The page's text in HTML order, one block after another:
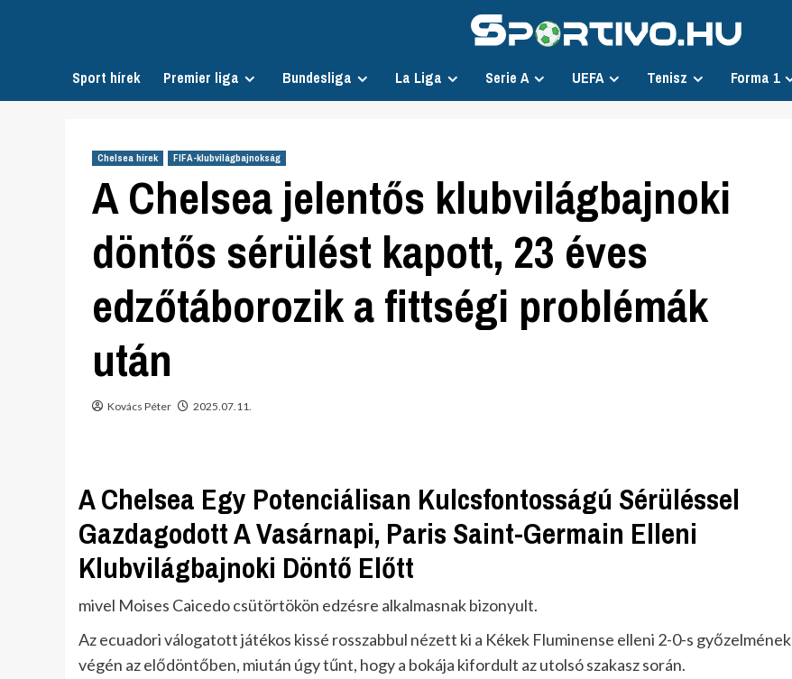
Sport hírek Premier liga Bundesliga La Liga Serie A UEFA Tenisz Forma 1
Chelsea hírek FIFA-klubvilágbajnokság
A Chelsea jelentős klubvilágbajnoki
döntős sérülést kapott, 23 éves
edzőtáborozik a fittségi problémák
után
Kovács Péter 2025.07.11.
A Chelsea Egy Potenciálisan Kulcsfontosságú Sérüléssel
Gazdagodott A Vasárnapi, Paris Saint-Germain Elleni
Klubvilágbajnoki Döntő Előtt
mivel Moises Caicedo csütörtökön edzésre alkalmasnak bizonyult.
Az ecuadori válogatott játékos kissé rosszabbul nézett ki a Kékek Fluminense elleni 2-0-s győzelmének
végén az elődöntőben, miután úgy tűnt, hogy a bokája kifordult az utolsó szakasz során.